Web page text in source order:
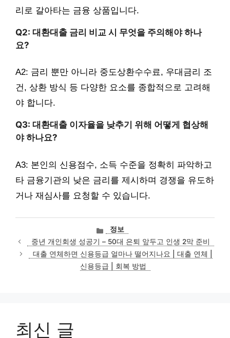
리로 갈아타는 금융 상품입니다.
Q2: 대환대출 금리 비교 시 무엇을 주의해야 하나
요?
A2: 금리 뿐만 아니라 중도상환수수료, 우대금리 조
건, 상환 방식 등 다양한 요소를 종합적으로 고려해
야 합니다.
Q3: 대환대출 이자율을 낮추기 위해 어떻게 협상해
야 하나요?
A3: 본인의 신용점수, 소득 수준을 정확히 파악하고
타 금융기관의 낮은 금리를 제시하며 경쟁을 유도하
거나 재심사를 요청할 수 있습니다.
카
테
고
리
정보
중년 개인회생 성공기 – 50대 은퇴 앞두고 인생 2막 준비
대출 연체하면 신용등급 얼마나 떨어지나요 | 대출 연체 |
신용등급 | 회복 방법
최신 글